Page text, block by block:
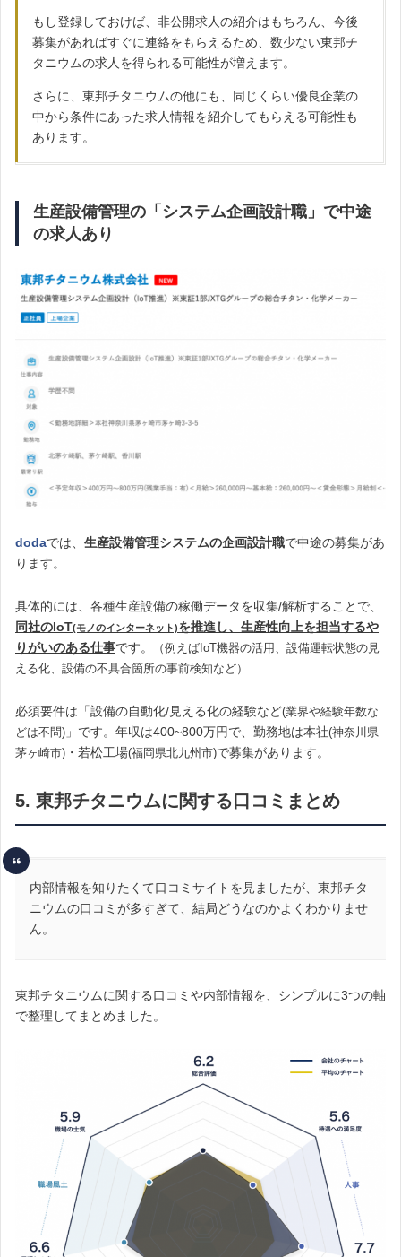
もし登録しておけば、非公開求人の紹介はもちろん、今後
募集があればすぐに連絡をもらえるため、数少ない東邦チ
タニウムの求人を得られる可能性が増えます。
さらに、東邦チタニウムの他にも、同じくらい優良企業の
中から条件にあった求人情報を紹介してもらえる可能性も
あります。
生産設備管理の「システム企画設計職」で中途
の求人あり
dodaでは、 生産設備管理システムの企画設計職で中途の募集があ
ります。
具体的には、各種生産設備の稼働データを収集/解析することで、
同社のIoT(モノのインターネット)を推進し、生産性向上を担当するや
りがいのある仕事です。
（例えばIoT機器の活用、設備運転状態の見
える化、設備の不具合箇所の事前検知など）
必須要件は「設備の自動化/見える化の経験など(業界や経験年数な
どは不問) 」です。年収は400~800万円で、勤務地は本社(神奈川県
茅ヶ崎市) ・若松工場(福岡県北九州市)で募集があります。
5. 東邦チタニウムに関する口コミまとめ
内部情報を知りたくて口コミサイトを見ましたが、東邦チタ
ニウムの口コミが多すぎて、結局どうなのかよくわかりませ
ん。
東邦チタニウムに関する口コミや内部情報を、シンプルに3つの軸
で整理してまとめました。